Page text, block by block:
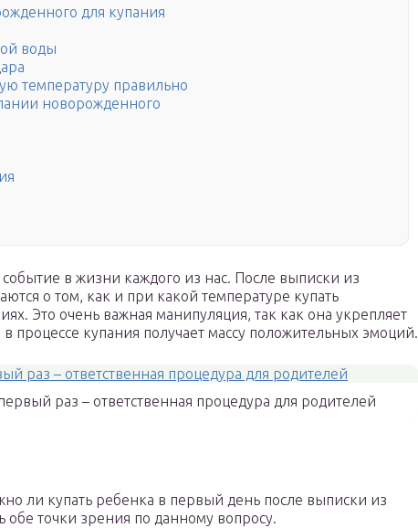
для купания
воды
температуру правильно
новорожденного
в жизни каждого из нас. После выписки из
о том, как и при какой температуре купать
Это очень важная манипуляция, так как она укрепляет
процессе купания получает массу положительных эмоций.
раз – ответственная процедура для родителей
ли купать ребенка в первый день после выписки из
обе точки зрения по данному вопросу.